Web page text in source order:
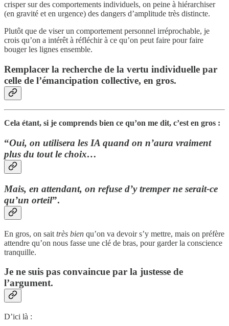
crisper sur des comportements individuels, on peine à hiérarchiser
(en gravité et en urgence) des dangers d’amplitude très distincte.
Plutôt que de viser un comportement personnel irréprochable, je
crois qu’on a intérêt à réfléchir à ce qu’on peut faire pour faire
bouger les lignes ensemble.
Remplacer la recherche de la vertu individuelle par
celle de l’émancipation collective, en gros.
Cela étant, si je comprends bien ce qu’on me dit, c’est en gros :
“Oui, on utilisera les IA quand on n’aura vraiment
plus du tout le choix…
Mais, en attendant, on refuse d’y tremper ne serait-ce
qu’un orteil”.
En gros, on sait très bien qu’on va devoir s’y mettre, mais on préfère
attendre qu’on nous fasse une clé de bras, pour garder la conscience
tranquille.
Je ne suis pas convaincue par la justesse de
l’argument.
D’ici là :